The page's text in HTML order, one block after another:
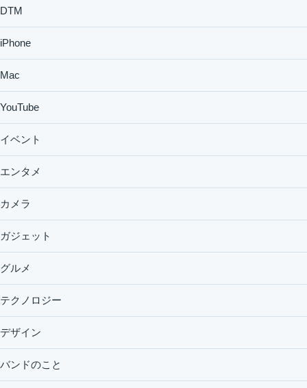
DTM
iPhone
Mac
YouTube
イベント
エンタメ
カメラ
ガジェット
グルメ
テクノロジー
デザイン
バンドのこと